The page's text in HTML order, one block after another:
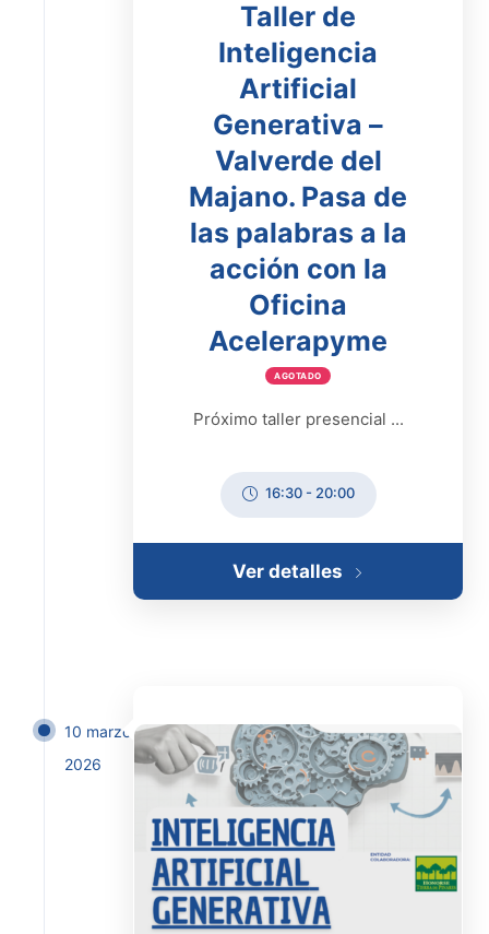
Taller de
Inteligencia
Artificial
Generativa –
Valverde del
Majano. Pasa de
las palabras a la
acción con la
Oficina
Acelerapyme
AGOTADO
Próximo taller presencial ...
16:30- 20:00
Ver detalles
10 marzo
2026